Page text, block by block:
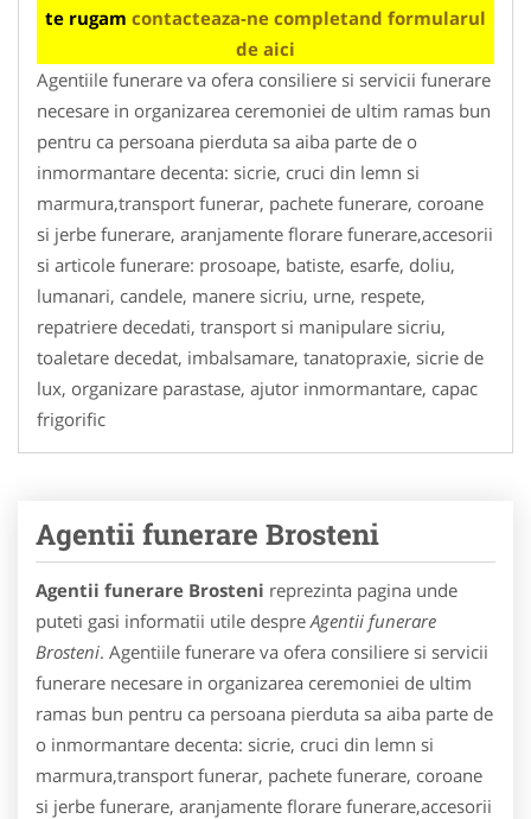
te rugam contacteaza-ne completand formularul
de aici
Agentiile funerare va ofera consiliere si servicii funerare
necesare in organizarea ceremoniei de ultim ramas bun
pentru ca persoana pierduta sa aiba parte de o
inmormantare decenta: sicrie, cruci din lemn si
marmura,transport funerar, pachete funerare, coroane
si jerbe funerare, aranjamente florare funerare,accesorii
si articole funerare: prosoape, batiste, esarfe, doliu,
lumanari, candele, manere sicriu, urne, respete,
repatriere decedati, transport si manipulare sicriu,
toaletare decedat, imbalsamare, tanatopraxie, sicrie de
lux, organizare parastase, ajutor inmormantare, capac
frigorific
Agentii funerare Brosteni
Agentii funerare Brosteni reprezinta pagina unde
puteti gasi informatii utile despre Agentii funerare
Brosteni. Agentiile funerare va ofera consiliere si servicii
funerare necesare in organizarea ceremoniei de ultim
ramas bun pentru ca persoana pierduta sa aiba parte de
o inmormantare decenta: sicrie, cruci din lemn si
marmura,transport funerar, pachete funerare, coroane
si jerbe funerare, aranjamente florare funerare,accesorii